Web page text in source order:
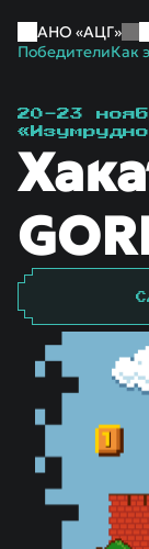
АНО «АЦГ»
ПобедителиКак
20-23